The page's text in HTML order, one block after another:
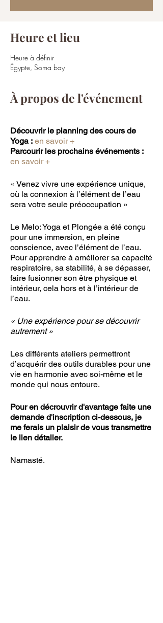
Heure et lieu
Heure à définir
Égypte, Soma bay
À propos de l'événement
Découvrir le planning des cours de
Yoga : en savoir +
Parcourir les prochains événements :
en savoir +
« Venez vivre une expérience unique,
où la connexion à l’élément de l’eau
sera votre seule préoccupation »
Le Melo: Yoga et Plongée a été conçu
pour une immersion, en pleine
conscience, avec l’élément de l’eau.
Pour apprendre à améliorer sa capacité
respiratoire, sa stabilité, à se dépasser,
faire fusionner son être physique et
intérieur, cela hors et à l’intérieur de
l’eau.
« Une expérience pour se découvrir
autrement »
Les différents ateliers permettront
d’acquérir des outils durables pour une
vie en harmonie avec soi-même et le
monde qui nous entoure.
Pour en décrouvrir d'avantage faite une
demande d'inscription ci-dessous, je
me ferais un plaisir de vous transmettre
le lien détaller.
Namasté.